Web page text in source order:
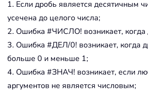
1. Если дробь является десятичным
усечена до целого числа;
2. Ошибка #ЧИСЛО! возникает,
3. Ошибка #ДЕЛ/0! возникает, когда
больше 0 и меньше 1;
4. Ошибка #ЗНАЧ! возникает, если
аргументов не является числовым;